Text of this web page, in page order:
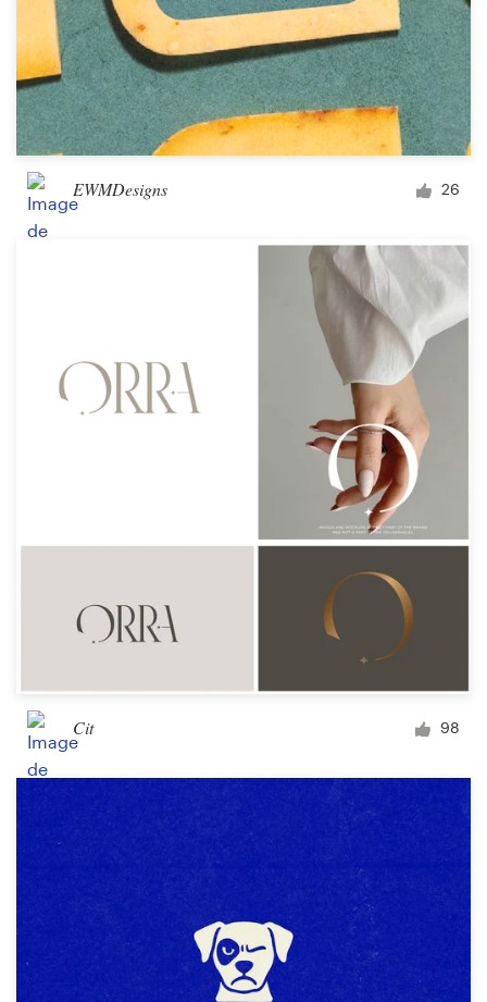
EWMDesigns 26
Cit 98